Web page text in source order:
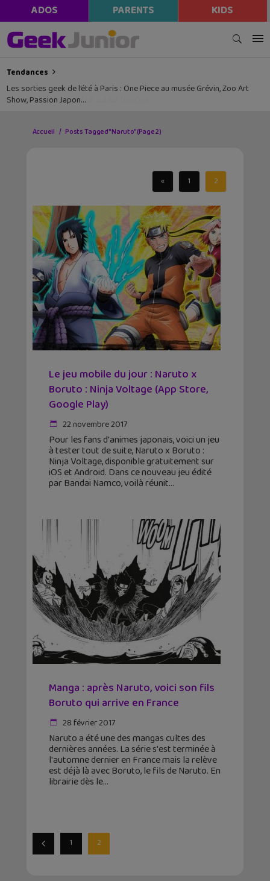
ADOS PARENTS KIDS
Tendances
Les sorties geek de l’été à Paris : One Piece au musée Grévin, Zoo Art
Show, Passion Japon…
Accueil Posts Tagged "Naruto"(Page 2)
« 1 2
Le jeu mobile du jour : Naruto x
Boruto : Ninja Voltage (App Store,
Google Play)
22 novembre 2017
Pour les fans d'animes japonais, voici un jeu
à tester tout de suite, Naruto x Boruto :
Ninja Voltage, disponible gratuitement sur
iOS et Android. Dans ce nouveau jeu édité
par Bandai Namco, voilà réunit
Manga : après Naruto, voici son fils
Boruto qui arrive en France
28 février 2017
Naruto a été une des mangas cultes des
dernières années. La série s'est terminée à
l'automne dernier en France mais la relève
est déjà là avec Boruto, le fils de Naruto. En
librairie dès le
1 2